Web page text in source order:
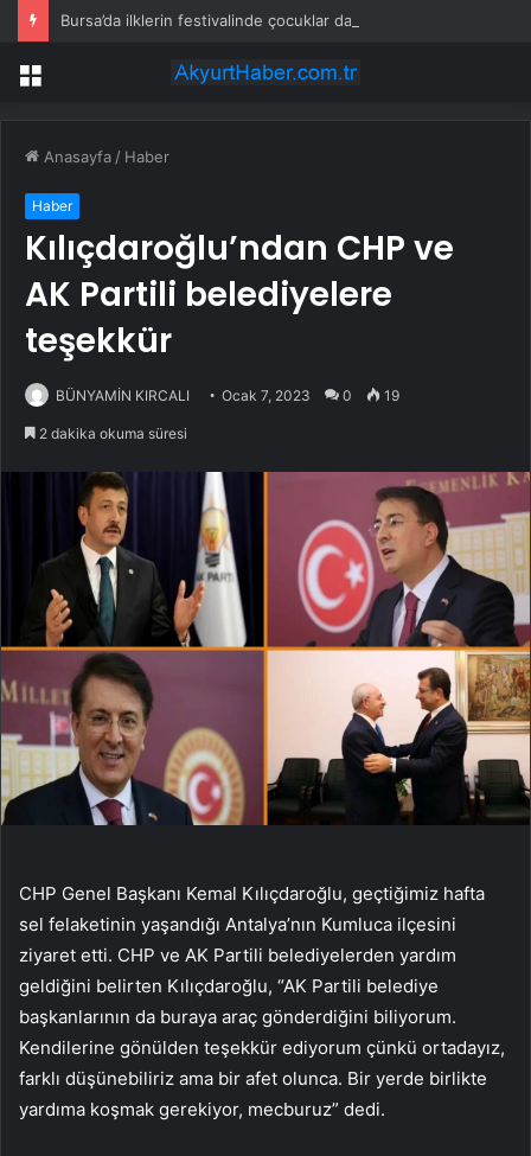
Bursa’da ilklerin festivalinde çocuklar da şen şakrak
Menü
Anasayfa / Haber
Haber
Kılıçdaroğlu’ndan CHP ve
AK Partili belediyelere
teşekkür
BÜNYAMİN KIRCALI Ocak 7, 2023 0 19
2 dakika okuma süresi
CHP Genel Başkanı Kemal Kılıçdaroğlu, geçtiğimiz hafta
sel felaketinin yaşandığı Antalya’nın Kumluca ilçesini
ziyaret etti. CHP ve AK Partili belediyelerden yardım
geldiğini belirten Kılıçdaroğlu, “AK Partili belediye
başkanlarının da buraya araç gönderdiğini biliyorum.
Kendilerine gönülden teşekkür ediyorum çünkü ortadayız,
farklı düşünebiliriz ama bir afet olunca. Bir yerde birlikte
yardıma koşmak gerekiyor, mecburuz” dedi.